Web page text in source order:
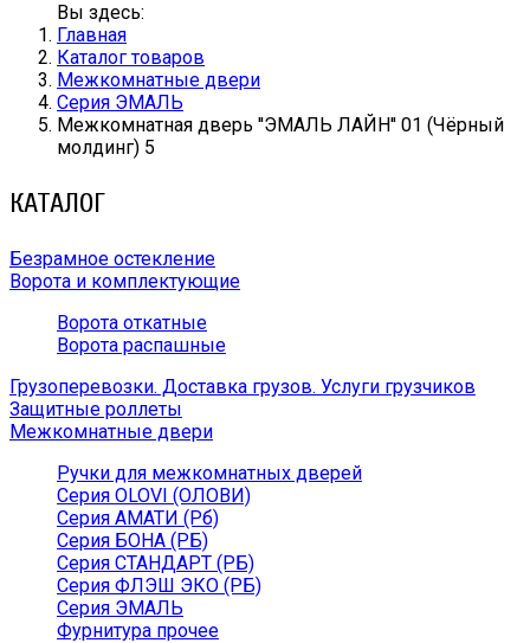
Вы здесь:
Главная
Каталог товаров
Межкомнатные двери
Серия ЭМАЛЬ
Межкомнатная дверь ''ЭМАЛЬ ЛАЙН'' 01 (Чёрный
молдинг) 5
КАТАЛОГ
Безрамное остекление
Ворота и комплектующие
Ворота откатные
Ворота распашные
Грузоперевозки. Доставка грузов. Услуги грузчиков
Защитные роллеты
Межкомнатные двери
Ручки для межкомнатных дверей
Серия OLOVI (ОЛОВИ)
Серия АМАТИ (Рб)
Серия БОНА (РБ)
Серия СТАНДАРТ (РБ)
Серия ФЛЭШ ЭКО (РБ)
Серия ЭМАЛЬ
Фурнитура прочее